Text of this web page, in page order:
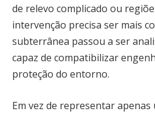
de relevo complicado ou
intervenção precisa ser mais
subterrânea passou a ser
capaz de compatibilizar
proteção do entorno.
Em vez de representar apenas